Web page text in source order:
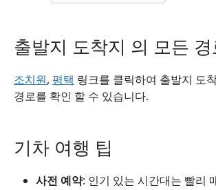
출발지 도착지 의 모든 경
조치원, 평택 링크를 클릭하여 출발지 도
경로를 확인 할 수 있습니다.
기차 여행 팁
사전 예약: 인기 있는 시간대는 빨리